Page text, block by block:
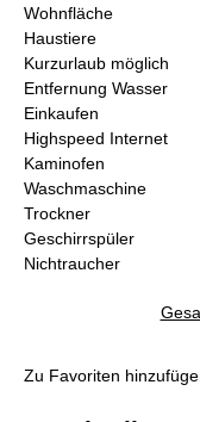
Wohnfläche
Haustiere
Kurzurlaub möglich
Entfernung Wasser
Einkaufen
Highspeed Internet
Kaminofen
Waschmaschine
Trockner
Geschirrspüler
Nichtraucher
Zu Favoriten